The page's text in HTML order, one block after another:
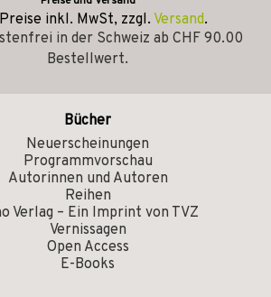
inkl. MwSt, zzgl. Versand.
in der Schweiz ab CHF 90.00
Bestellwert.
Bücher
Neuerscheinungen
Programmvorschau
Autorinnen und Autoren
Reihen
Verlag – Ein Imprint von TVZ
Vernissagen
Open Access
E-Books